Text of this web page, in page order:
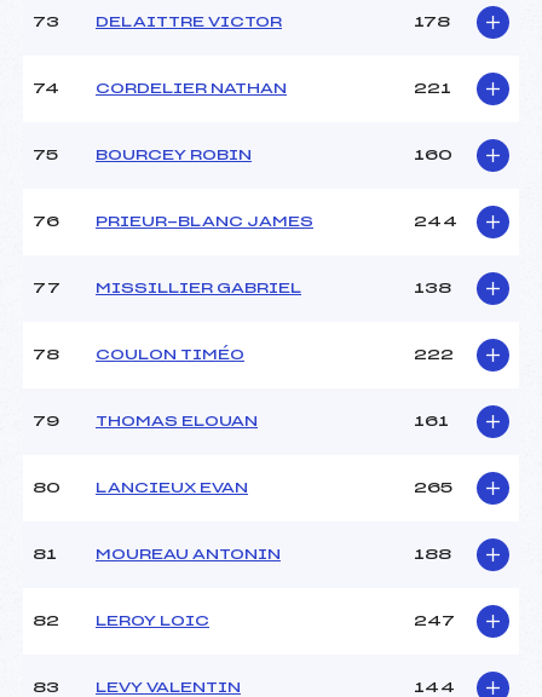
73 DELAITTRE VICTOR 178
74 CORDELIER NATHAN 221
75 BOURCEY ROBIN 160
76 PRIEUR-BLANC JAMES 244
77 MISSILLIER GABRIEL 138
78 COULON TIMÉO 222
79 THOMAS ELOUAN 161
80 LANCIEUX EVAN 265
81 MOUREAU ANTONIN 188
82 LEROY LOIC 247
83 LEVY VALENTIN 144